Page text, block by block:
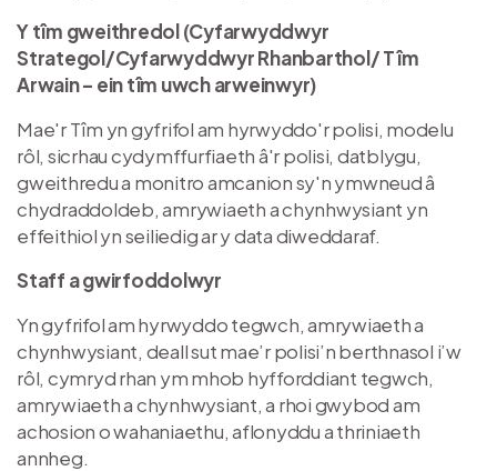
Y tîm gweithredol (Cyfarwyddwyr
Strategol/Cyfarwyddwyr Rhanbarthol/ Tîm
Arwain – ein tîm uwch arweinwyr)
Mae'r Tîm yn gyfrifol am hyrwyddo'r polisi, modelu
rôl, sicrhau cydymffurfiaeth â'r polisi, datblygu,
gweithredu a monitro amcanion sy'n ymwneud â
chydraddoldeb, amrywiaeth a chynhwysiant yn
effeithiol yn seiliedig ar y data diweddaraf.
Staff a gwirfoddolwyr
Yn gyfrifol am hyrwyddo tegwch, amrywiaeth a
chynhwysiant, deall sut mae’r polisi’n berthnasol i’w
rôl, cymryd rhan ym mhob hyfforddiant tegwch,
amrywiaeth a chynhwysiant, a rhoi gwybod am
achosion o wahaniaethu, aflonyddu a thriniaeth
annheg.